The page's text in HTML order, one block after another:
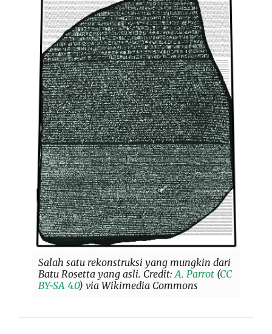
Salah satu rekonstruksi yang mungkin dari
Batu Rosetta yang asli. Credit: A. Parrot (CC
BY-SA 4.0) via Wikimedia Commons